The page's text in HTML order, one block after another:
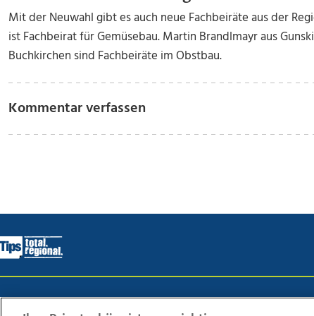
Mit der Neuwahl gibt es auch neue Fachbeiräte aus der
ist Fachbeirat für Gemüsebau. Martin Brandlmayr aus
Buchkirchen sind Fachbeiräte im Obstbau.
Kommentar verfassen